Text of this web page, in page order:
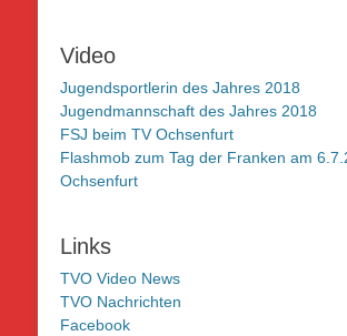
Video
Jugendsportlerin des Jahres 2018
Jugendmannschaft des Jahres 2018
FSJ beim TV Ochsenfurt
Flashmob zum Tag der Franken am
Ochsenfurt
Links
TVO Video News
TVO Nachrichten
Facebook